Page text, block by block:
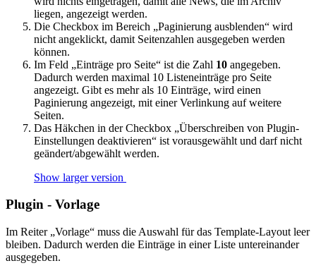
liegen, angezeigt werden.
Die Checkbox im Bereich „Paginierung ausblenden“ wird
nicht angeklickt, damit Seitenzahlen ausgegeben werden
können.
Im Feld „Einträge pro Seite“ ist die Zahl 10 angegeben.
Dadurch werden maximal 10 Listeneinträge pro Seite
angezeigt. Gibt es mehr als 10 Einträge, wird einen
Paginierung angezeigt, mit einer Verlinkung auf weitere
Seiten.
Das Häkchen in der Checkbox „Überschreiben von Plugin-
Einstellungen deaktivieren“ ist vorausgewählt und darf nicht
geändert/abgewählt werden.
Show larger version
Plugin - Vorlage
Im Reiter „Vorlage“ muss die Auswahl für das Template-Layout leer
bleiben. Dadurch werden die Einträge in einer Liste untereinander
ausgegeben.